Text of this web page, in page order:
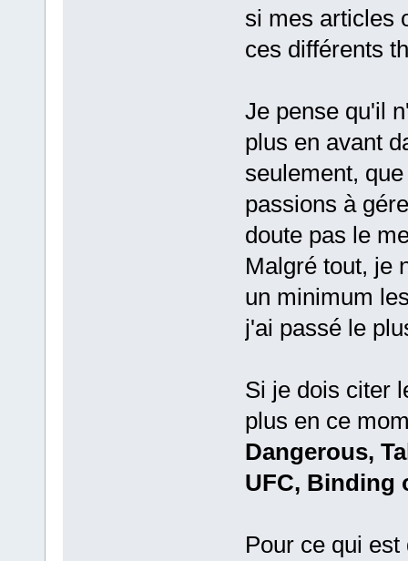
si mes articles
ces différents
Je pense qu'il
plus en avant
seulement,
passions à
doute pas le
Malgré tout, je
un minimum
j'ai passé le
Si je dois citer
plus en ce
Dangerous,
UFC, Binding
Pour ce qui